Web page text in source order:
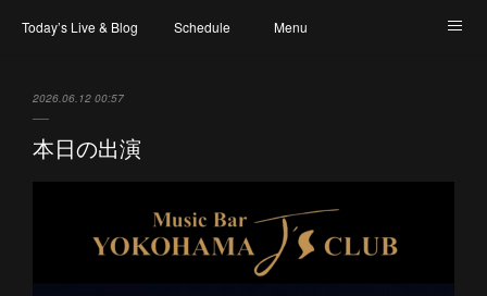
Today’s Live & Blog Schedule Menu
2026.06.12 00:57
本日の出演